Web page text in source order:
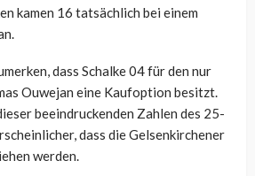
kamen 16 tatsächlich bei einem
dass Schalke 04 für den nur
Ouwejan eine Kaufoption besitzt.
beeindruckenden Zahlen des 25-
dass die Gelsenkirchener
werden.